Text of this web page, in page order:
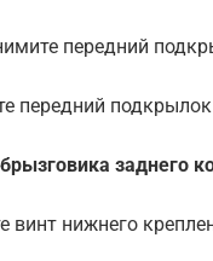
передний
передний
заднего
винт нижнего